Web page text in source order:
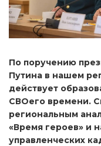
По поручению
Путина в нашем
действует
СВОего времени.
региональным
«Время героев» и
управленческих